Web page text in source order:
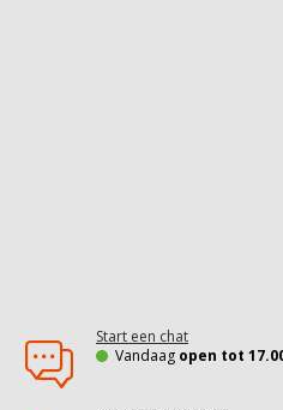
Start een chat
Vandaag open tot